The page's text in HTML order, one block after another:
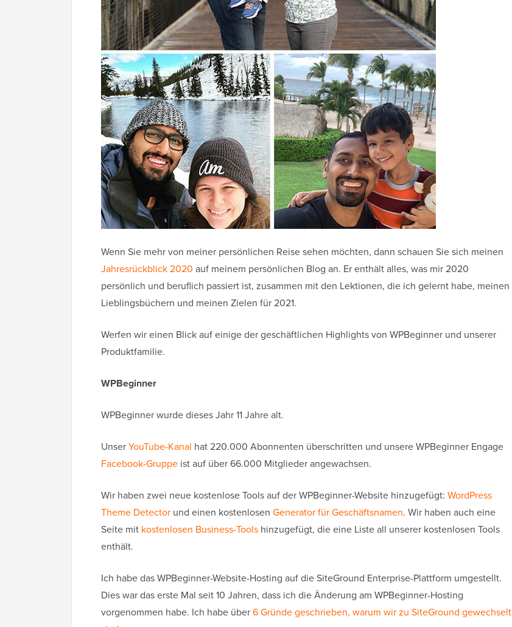
Wenn Sie mehr von meiner persönlichen Reise sehen möchten, dann schauen Sie sich meinen
Jahresrückblick 2020 auf meinem persönlichen Blog an. Er enthält alles, was mir 2020
persönlich und beruflich passiert ist, zusammen mit den Lektionen, die ich gelernt habe, meinen
Lieblingsbüchern und meinen Zielen für 2021.
Werfen wir einen Blick auf einige der geschäftlichen Highlights von WPBeginner und unserer
Produktfamilie.
WPBeginner
WPBeginner wurde dieses Jahr 11 Jahre alt.
UnserYouTube-Kanal hat 220.000 Abonnenten überschritten und unsere WPBeginner Engage
Facebook-Gruppe ist auf über 66.000 Mitglieder angewachsen.
Wir haben zwei neue kostenlose Tools auf der WPBeginner-Website hinzugefügt: WordPress
Theme Detector und einen kostenlosen Generator für Geschäftsnamen. Wir haben auch eine
Seite mit kostenlosen Business-Tools hinzugefügt, die eine Liste all unserer kostenlosen Tools
enthält.
Ich habe das WPBeginner-Website-Hosting auf die SiteGround Enterprise-Plattform umgestellt.
Dies war das erste Mal seit 10 Jahren, dass ich die Änderung am WPBeginner-Hosting
vorgenommen habe. Ich habe über6 Gründe geschrieben, warum wir zu SiteGround gewechselt